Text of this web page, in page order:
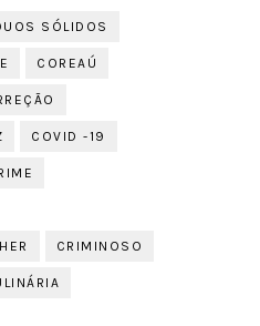
SÓLIDOS
COREAÚ
COVID -19
CRIMINOSO